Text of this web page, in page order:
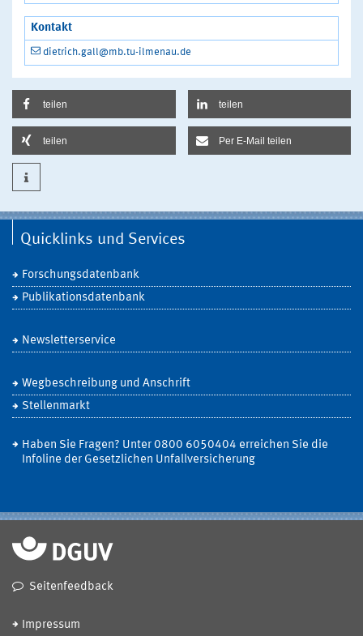
Kontakt
dietrich.gall@mb.tu-ilmenau.de
teilen teilen
teilen Per E-Mail teilen
Quicklinks und Services
Forschungsdatenbank
Publikationsdatenbank
Newsletterservice
Wegbeschreibung und Anschrift
Stellenmarkt
Haben Sie Fragen? Unter 0800 6050404 erreichen Sie die
Infoline der Gesetzlichen Unfallversicherung
Seitenfeedback
Impressum